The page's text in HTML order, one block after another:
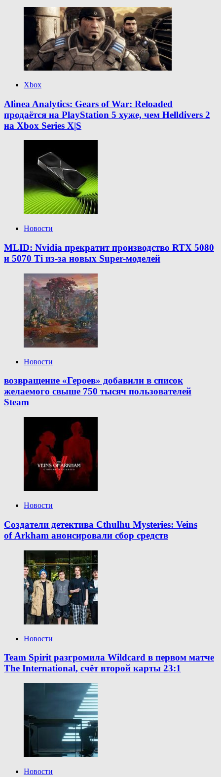
Xbox
Alinea Analytics: Gears of War: Reloaded
продаётся на PlayStation 5 хуже, чем Helldivers 2
на Xbox Series X|S
Новости
MLID: Nvidia прекратит производство RTX 5080
и 5070 Ti из-за новых Super-моделей
Новости
возвращение «Героев» добавили в список
желаемого свыше 750 тысяч пользователей
Steam
Новости
Создатели детектива Cthulhu Mysteries: Veins
of Arkham анонсировали сбор средств
Новости
Team Spirit разгромила Wildcard в первом матче
The International, счёт второй карты 23:1
Новости